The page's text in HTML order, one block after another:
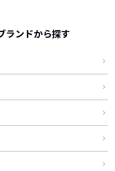
ランドから探す